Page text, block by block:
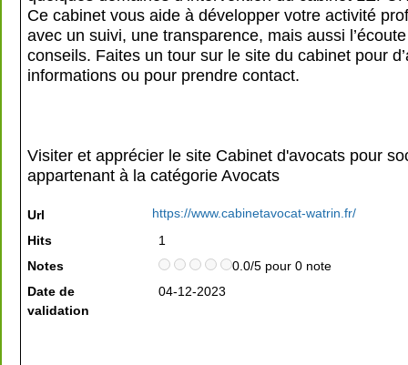
Ce cabinet vous aide à développer votre activité
avec un suivi, une transparence, mais aussi
conseils. Faites un tour sur le site du cabinet pour
informations ou pour prendre contact.
Visiter et apprécier le site Cabinet d'avocats pour
appartenant à la catégorieAvocats
Url
https://www.cabinetavocat-watrin.fr/
Hits
1
Notes
0.0/5 pour 0 note
Date de
validation
04-12-2023